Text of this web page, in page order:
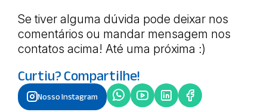
Se tiver alguma dúvida pode deixar nos
comentários ou mandar mensagem nos
contatos acima! Até uma próxima :)
Curtiu? Compartilhe!
Nosso Instagram